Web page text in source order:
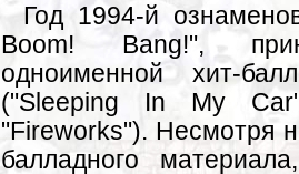
Год 1994-й
Boom! Bang!",
одноименной хит-
("Sleeping In My
"Fireworks"). Несмотря
балладного